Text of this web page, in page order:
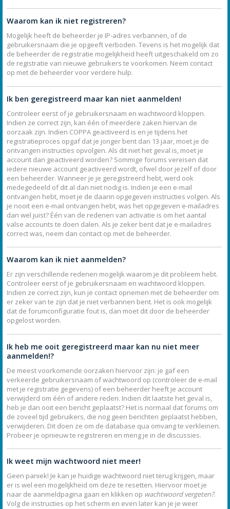
Waarom kan ik niet registreren?
Mogelijk heeft de beheerder je IP-adres verbannen, of de
gebruikersnaam die je opgeeft verboden. Tevens is het mogelijk dat
de beheerder de registratie mogelijkheid heeft uitgeschakeld om zo
de registratie van nieuwe gebruikers te voorkomen. Neem contact
op met de beheerder voor verdere hulp.
Ik ben geregistreerd maar kan niet aanmelden!
Controleer eerst of je gebruikersnaam en wachtwoord kloppen.
Indien ze correct zijn, kan één of meerdere zaken hiervan de
oorzaak zijn. Indien COPPA geactiveerd is en je tijdens het
registratieproces opgaf dat je jonger bent dan 13 jaar, moet je de
ontvangen instructies opvolgen. Als dit niet het geval is, moet je
account dan geactiveerd worden? Sommige forums vereisen dat
iedere nieuwe account geactiveerd wordt, ofwel door jezelf of door
een beheerder. Wanneer je je geregistreerd hebt, werd ook
medegedeeld of dit al dan niet nodig is. Indien je een e-mail
ontvangen hebt, moet je de daarin opgegeven instructies volgen. Als
je nooit een e-mail ontvangen hebt, was het opgegeven e-mailadres
dan wel juist? Één van de redenen van activatie is om het aantal
valse accounts te doen dalen. Als je zeker bent dat je e-mailadres
correct was, neem dan contact op met de beheerder.
Waarom kan ik niet aanmelden?
Er zijn verschillende redenen mogelijk waarom je dit probleem hebt.
Controleer eerst of je gebruikersnaam en wachtwoord kloppen.
Indien ze correct zijn, kun je contact opnemen met de beheerder om
er zeker van te zijn dat je niet verbannen bent. Het is ook mogelijk
dat de forumconfiguratie fout is, dan moet dit door de beheerder
opgelost worden.
Ik heb me ooit geregistreerd maar kan nu niet meer
aanmelden!?
De meest voorkomende oorzaken hiervoor zijn: je gaf een
verkeerde gebruikersnaam of wachtwoord op (controleer de e-mail
met je registratie gegevens) of een beheerder heeft je account
verwijderd om één of andere reden. Indien dit laatste het geval is,
heb je dan ooit een bericht geplaatst? Het is normaal dat forums om
de zoveel tijd gebruikers, die nog geen berichten geplaatst hebben,
verwijderen. Dit doen ze om de database qua omvang te verkleinen.
Probeer je opnieuw te registreren en meng je in de discussies.
Ik weet mijn wachtwoord niet meer!
Geen paniek! Je kan je huidige wachtwoord niet terug krijgen, maar
er is wel een mogelijkheid om deze te resetten. Hiervoor moet je
naar de aanmeldpagina gaan en klikken op wachtwoord vergeten?.
Volg de instructies op het scherm en even later kan je je weer